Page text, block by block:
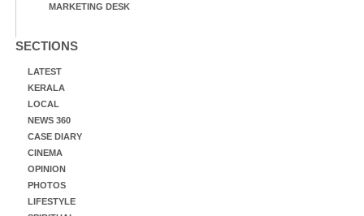
MARKETING DESK
SECTIONS
LATEST
KERALA
LOCAL
NEWS 360
CASE DIARY
CINEMA
OPINION
PHOTOS
LIFESTYLE